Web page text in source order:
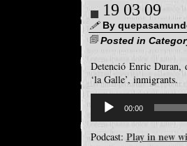
19 03 09
By
Posted in
Detenció Enric Duran,
‘la Galle’, inmigrants.
d'àudio
00:00
Podcast: Play in new